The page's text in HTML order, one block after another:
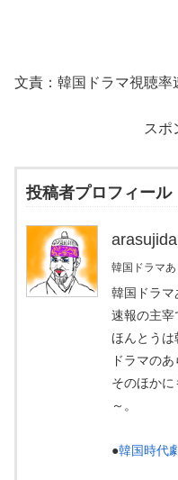
文責：韓国ドラマ視聴率
スポ
投稿者プロフィール
韓国ドラマ
韓国ドラマ
速報の主宰
ほんとうは
ドラマの
そのほかに
～。
●韓国時代